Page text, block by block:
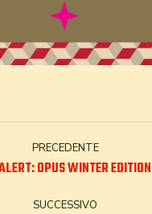
PRECEDENTE
Post
OPUS WINTER
SUCCESSIVO